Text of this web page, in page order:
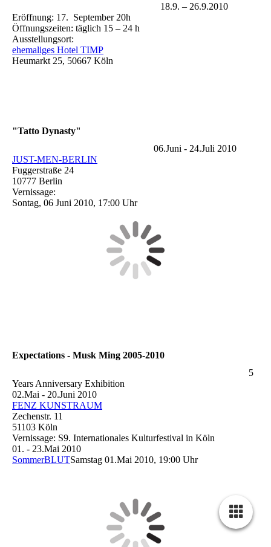
18.9. – 26.9.2010
Eröffnung: 17. September 20h
Öffnungszeiten: täglich 15 – 24 h
Ausstellungsort:
ehemaliges Hotel TIMP
Heumarkt 25, 50667 Köln
"Tatto Dynasty"
06.Juni - 24.Juli 2010
JUST-MEN-BERLIN
Fuggerstraße 24
10777 Berlin
Vernissage:
Sontag, 06 Juni 2010, 17:00 Uhr
Expectations - Musk Ming 2005-2010
5
Years Anniversary Exhibition
02.Mai - 20.Juni 2010
FENZ KUNSTRAUM
Zechenstr. 11
51103 Köln
Vernissage: S9. Internationales Kulturfestival in Köln
01. - 23.Mai 2010
SommerBLUTSamstag 01.Mai 2010, 19:00 Uhr